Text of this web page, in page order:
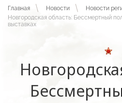
Главная Новости
Новости
Новгородская область: Бессмертный
выставках